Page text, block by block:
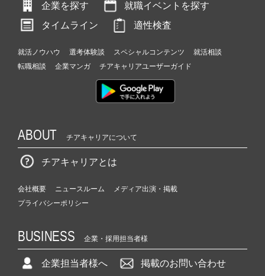
企業を探す
就職イベントを探す
タイムライン
適性検査
就活ノウハウ 選考体験談 スペシャルコンテンツ
就活相談
転職相談
企業マンガ チアキャリアユーザーガイド
ABOUT チアキャリアについて
チアキャリアとは
会社概要 ニュースルーム
メディア出演・掲載
プライバシーポリシー
BUSINESS 企業・採用担当者様
企業担当者様へ 掲載のお問い合わせ